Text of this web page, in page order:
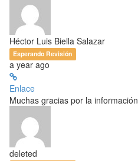
Héctor Luis Biella Salazar
Esperando Revisión
a year ago
Enlace
Muchas gracias por la información
deleted